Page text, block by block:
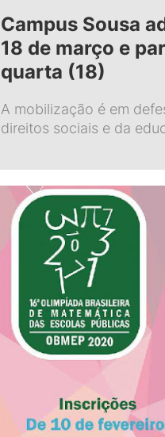
Campus Sousa
18 de março e
quarta (18)
A mobilização é em
direitos sociais e da